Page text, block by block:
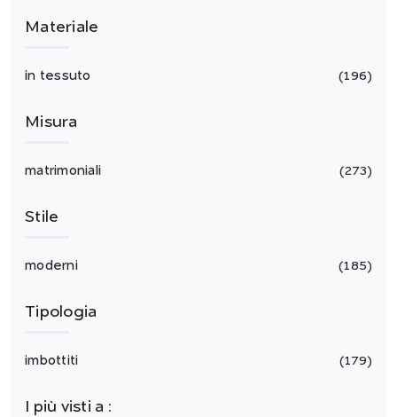
Materiale
in tessuto 196
Misura
matrimoniali 273
Stile
moderni 185
Tipologia
imbottiti 179
I più visti a :